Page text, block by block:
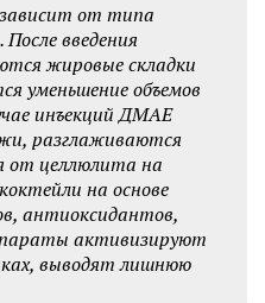
от типа
введения
жировые складки
уменьшение объемов
инъекций ДМАЕ
разглаживаются
от целлюлита на
на основе
антиоксидантов,
активизируют
выводят лишнюю